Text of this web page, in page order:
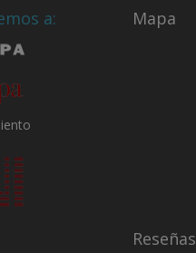
a: Mapa
Reseñas